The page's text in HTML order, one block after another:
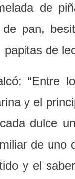
de
de pan,
papitas de
“Entre
y el
dulce
de uno
y el